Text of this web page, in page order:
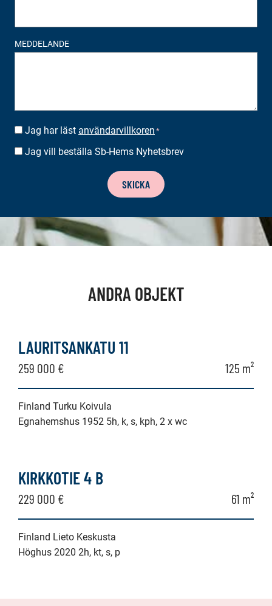
MEDDELANDE
SUOSTUMUS *
Jag har läst användarvillkoren *
BESTÄLLA
Jag vill beställa Sb-Hems Nyhetsbrev
SKICKA
ANDRA OBJEKT
LAURITSANKATU 11
259 000 € 125 m²
Finland Turku Koivula
Egnahemshus 1952 5h, k, s, kph, 2 x wc
KIRKKOTIE 4 B
229 000 € 61 m²
Finland Lieto Keskusta
Höghus 2020 2h, kt, s, p